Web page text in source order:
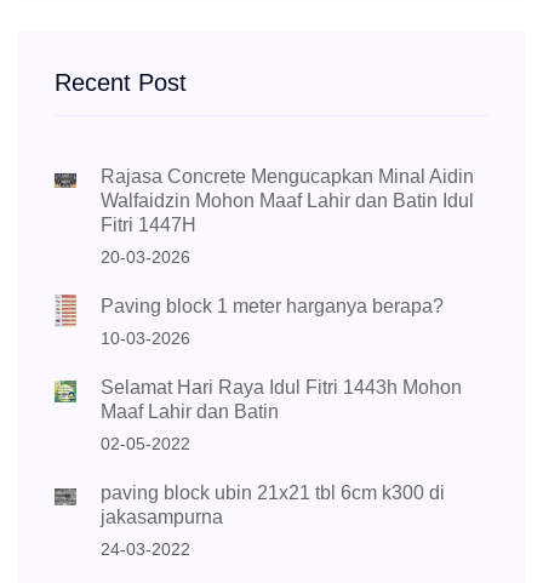
Recent Post
Rajasa Concrete Mengucapkan Minal Aidin
Walfaidzin Mohon Maaf Lahir dan Batin Idul
Fitri 1447H
20-03-2026
Paving block 1 meter harganya berapa?
10-03-2026
Selamat Hari Raya Idul Fitri 1443h Mohon
Maaf Lahir dan Batin
02-05-2022
paving block ubin 21x21 tbl 6cm k300 di
jakasampurna
24-03-2022